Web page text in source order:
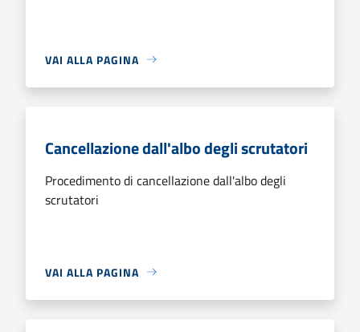
VAI ALLA PAGINA
Cancellazione dall'albo degli scrutatori
Procedimento di cancellazione dall'albo degli
scrutatori
VAI ALLA PAGINA